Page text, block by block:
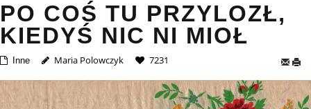
PO COŚ TU PRZYLOZŁ,
KIEDYŚ NIC NI MIOŁ
Inne Maria Polowczyk 7231